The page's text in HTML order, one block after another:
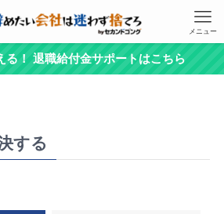
メニュー
る！ 退職給付金サポートはこちら
する